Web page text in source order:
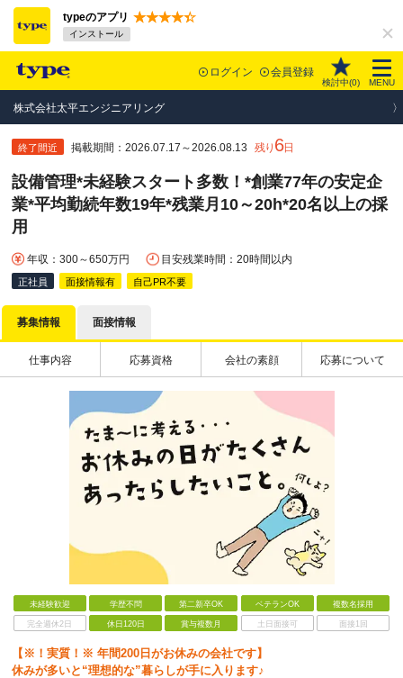
typeのアプリ
インストール
ログイン 会員登録
検討中(0) MENU
株式会社太平エンジニアリング
終了間近 掲載期間：2026.07.17～2026.08.13 残り 6日
設備管理*未経験スタート多数！*創業77年の安定企
業*平均勤続年数19年*残業月10～20h*20名以上の採
用
年収：300～650万円 目安残業時間：20時間以内
正社員 面接情報有 自己PR不要
募集情報 面接情報
仕事内容 応募資格 会社の素顔 応募について
未経験歓迎 学歴不問 第二新卒OK ベテランOK 複数名採用
完全週休2日 休日120日 賞与複数月 土日面接可 面接1回
【※！実質！※ 年間200日がお休みの会社です】
休みが多いと“理想的な”暮らしが手に入ります♪